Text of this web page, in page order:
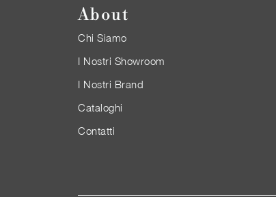
About
Chi Siamo
I Nostri Showroom
I Nostri Brand
Cataloghi
Contatti